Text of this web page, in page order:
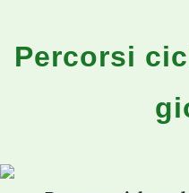
Percorsi